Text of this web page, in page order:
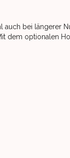
bei längerer
dem optionalen